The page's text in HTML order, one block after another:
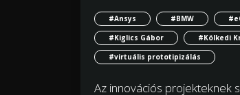
#Ansys #BMW
#Kiglics Gábor
#Kölkedi
#virtuális prototipizálás
Az innovációs projekteknek